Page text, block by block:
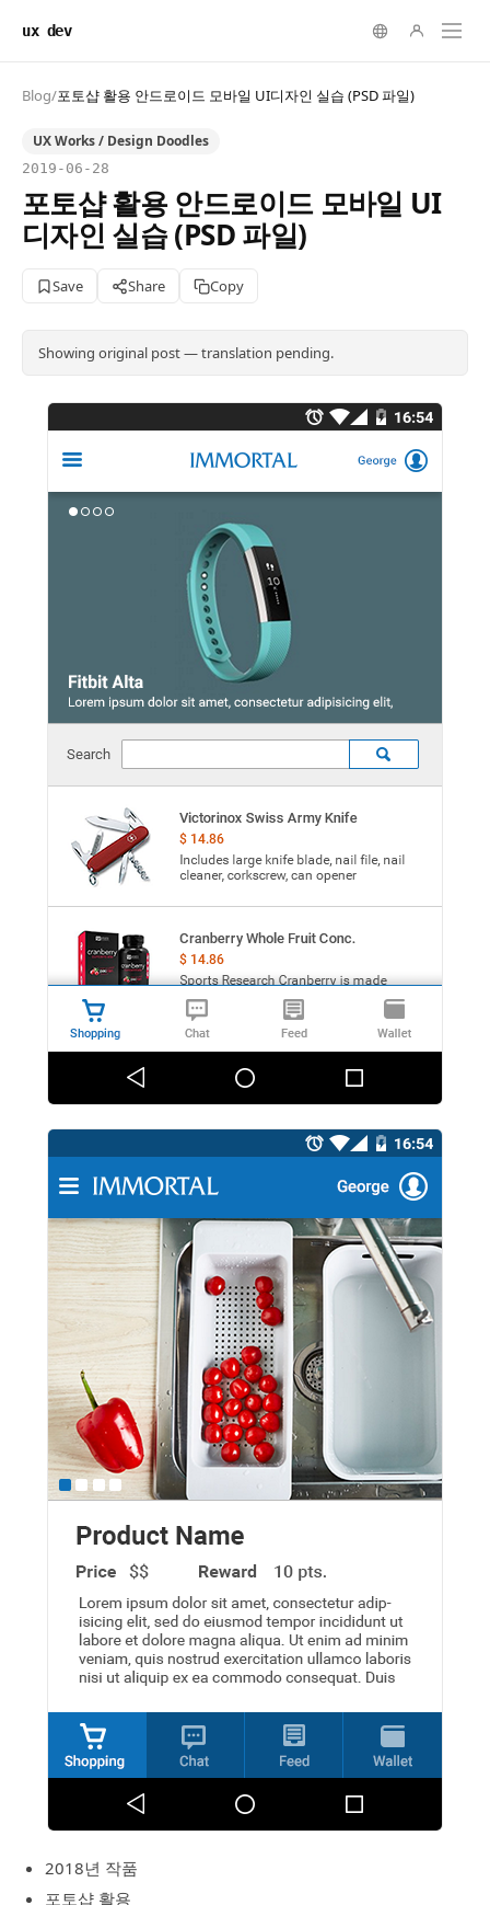
ux dev
Blog/포토샵 활용 안드로이드 모바일 UI디자인 실습 (PSD 파일)
UX Works / Design Doodles
2019-06-28
포토샵 활용 안드로이드 모바일 UI
디자인 실습 (PSD 파일)
Save Share Copy
Showing original post — translation pending.
2018년 작품
포토샵 활용